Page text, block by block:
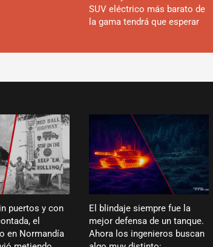
SUV eléctrico más barato de
la gama tendrá que esperar
puertos y con
el
en Normandía
El blindaje siempre fue la
mejor defensa de un tanque.
Ahora los ingenieros buscan